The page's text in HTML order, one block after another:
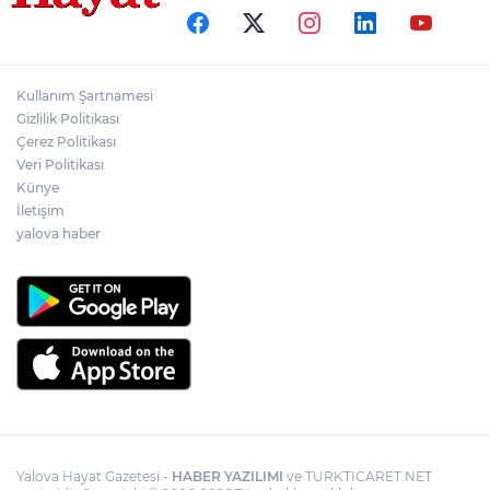
Kullanım Şartnamesi
Gizlilik Politikası
Çerez Politikası
Veri Politikası
Künye
İletişim
yalova haber
Yalova Hayat Gazetesi - HABER YAZILIMI ve TURKTICARET.NET